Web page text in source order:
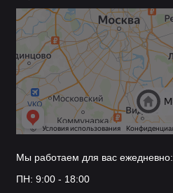
Мы работаем для вас ежедневно:
ПН: 9:00 - 18:00